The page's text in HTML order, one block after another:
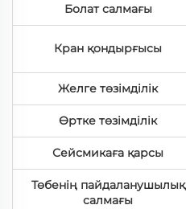
Болат салмағы
Кран қондырғысы
Желге төзімділік
Өртке төзімділік
Сейсмикаға қарсы
Төбенің пайдаланушылық
салмағы